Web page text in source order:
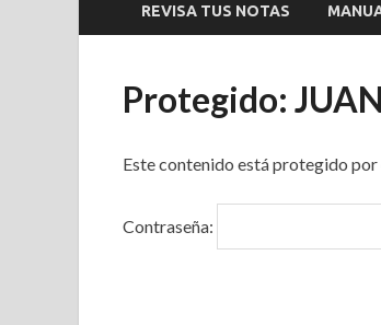
REVISA TUS NOTAS
Protegido:
Este contenido está protegido
Contraseña: